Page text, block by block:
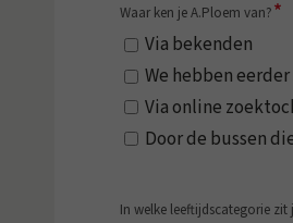
Waar ken je A.Ploem van?*
Via bekenden
We hebben
Via online
Door de bussen
In welke leeftijdscategorie zit